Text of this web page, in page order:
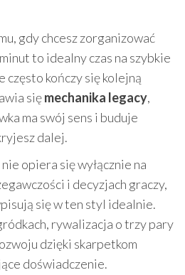
gdy chcesz zorganizować
to idealny czas na szybkie
często kończy się kolejną
sięmechanika legacy,
ma swój sens i buduje
dalej.
opiera się wyłącznie na
i decyzjach graczy,
się w ten styl idealnie.
rywalizacja o trzy pary
dzięki skarpetkom
doświadczenie.